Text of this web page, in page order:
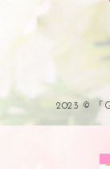
2023 © 「